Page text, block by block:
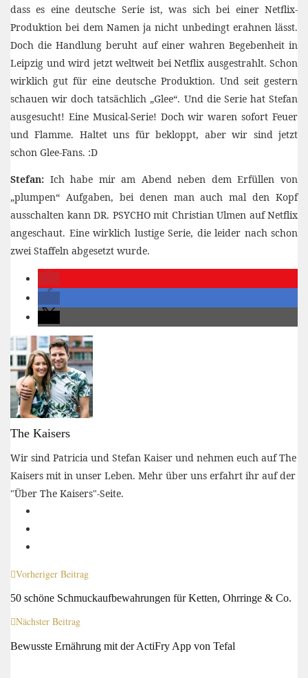
dass es eine deutsche Serie ist, was sich bei einer Netflix-
Produktion bei dem Namen ja nicht unbedingt erahnen lässt.
Doch die Handlung beruht auf einer wahren Begebenheit in
Leipzig und wird jetzt weltweit bei Netflix ausgestrahlt. Schon
wirklich gut für eine deutsche Produktion. Und seit gestern
schauen wir doch tatsächlich „Glee“. Und die Serie hat Stefan
ausgesucht! Eine Musical-Serie! Doch wir waren sofort Feuer
und Flamme. Haltet uns für bekloppt, aber wir sind jetzt
schon Glee-Fans. :D
Stefan: Ich habe mir am Abend neben dem Erfüllen von
„plumpen“ Aufgaben, bei denen man auch mal den Kopf
ausschalten kann DR. PSYCHO mit Christian Ulmen auf Netflix
angeschaut. Eine wirklich lustige Serie, die leider nach schon
zwei Staffeln abgesetzt wurde.
The Kaisers
Wir sind Patricia und Stefan Kaiser und nehmen euch auf The
Kaisers mit in unser Leben. Mehr über uns erfahrt ihr auf der
"Über The Kaisers"-Seite.
Vorheriger Beitrag
50 schöne Schmuckaufbewahrungen für Ketten, Ohrringe & Co.
Nächster Beitrag
Bewusste Ernährung mit der ActiFry App von Tefal